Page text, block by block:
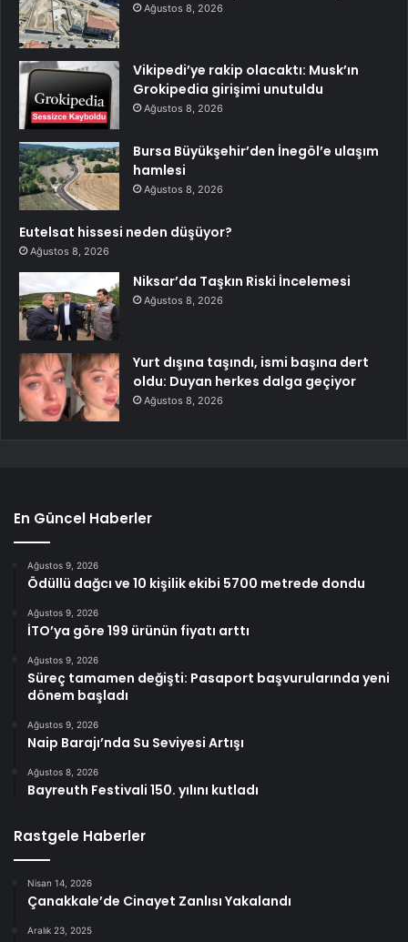
Ağustos 8, 2026
Vikipedi’ye rakip olacaktı: Musk’ın
Grokipedia girişimi unutuldu
Ağustos 8, 2026
Bursa Büyükşehir’den İnegöl’e ulaşım
hamlesi
Ağustos 8, 2026
Eutelsat hissesi neden düşüyor?
Ağustos 8, 2026
Niksar’da Taşkın Riski İncelemesi
Ağustos 8, 2026
Yurt dışına taşındı, ismi başına dert
oldu: Duyan herkes dalga geçiyor
Ağustos 8, 2026
En Güncel Haberler
Ağustos 9, 2026
Ödüllü dağcı ve 10 kişilik ekibi 5700 metrede dondu
Ağustos 9, 2026
İTO’ya göre 199 ürünün fiyatı arttı
Ağustos 9, 2026
Süreç tamamen değişti: Pasaport başvurularında yeni
dönem başladı
Ağustos 9, 2026
Naip Barajı’nda Su Seviyesi Artışı
Ağustos 8, 2026
Bayreuth Festivali 150. yılını kutladı
Rastgele Haberler
Nisan 14, 2026
Çanakkale’de Cinayet Zanlısı Yakalandı
Aralık 23, 2025